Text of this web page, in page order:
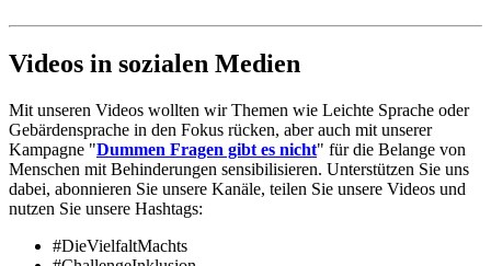
Videos in sozialen Medien
Mit unseren Videos wollten wir Themen wie Leichte Sprache oder
Gebärdensprache in den Fokus rücken, aber auch mit unserer
Kampagne "Dummen Fragen gibt es nicht" für die Belange von
Menschen mit Behinderungen sensibilisieren. Unterstützen Sie uns
dabei, abonnieren Sie unsere Kanäle, teilen Sie unsere Videos und
nutzen Sie unsere Hashtags:
#DieVielfaltMachts